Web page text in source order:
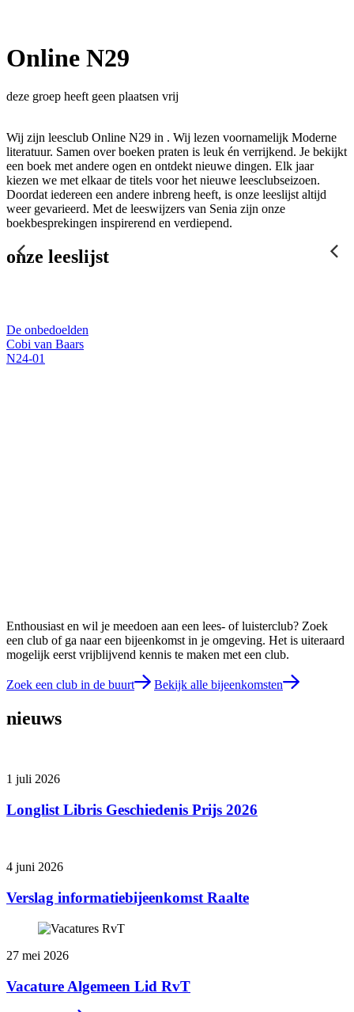
Online N29
deze groep heeft geen plaatsen vrij
Wij zijn leesclub Online N29 in . Wij lezen voornamelijk Moderne
literatuur. Samen over boeken praten is leuk én verrijkend. Je bekijkt
een boek met andere ogen en ontdekt nieuwe dingen. Elk jaar
kiezen we met elkaar de titels voor het nieuwe leesclubseizoen.
Doordat iedereen een andere inbreng heeft, is onze leeslijst altijd
weer gevarieerd. Met de leeswijzers van Senia zijn onze
boekbesprekingen inspirerend en verdiepend.
onze leeslijst
De onbedoelden
Cobi van Baars
N24-01
Enthousiast en wil je meedoen aan een lees- of luisterclub? Zoek
een club of ga naar een bijeenkomst in je omgeving. Het is uiteraard
mogelijk eerst vrijblijvend kennis te maken met een club.
Zoek een club in de buurt Bekijk alle bijeenkomsten
nieuws
1 juli 2026
Longlist Libris Geschiedenis Prijs 2026
4 juni 2026
Verslag informatiebijeenkomst Raalte
27 mei 2026
Vacature Algemeen Lid RvT